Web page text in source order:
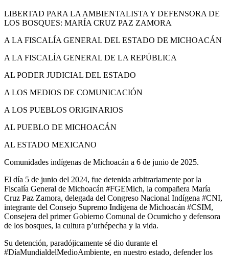
LIBERTAD PARA LA AMBIENTALISTA Y DEFENSORA DE
LOS BOSQUES: MARÍA CRUZ PAZ ZAMORA
A LA FISCALÍA GENERAL DEL ESTADO DE MICHOACÁN
A LA FISCALÍA GENERAL DE LA REPÚBLICA
AL PODER JUDICIAL DEL ESTADO
A LOS MEDIOS DE COMUNICACIÓN
A LOS PUEBLOS ORIGINARIOS
AL PUEBLO DE MICHOACÁN
AL ESTADO MEXICANO
Comunidades indígenas de Michoacán a 6 de junio de 2025.
El día 5 de junio del 2024, fue detenida arbitrariamente por la
Fiscalía General de Michoacán #FGEMich, la compañera María
Cruz Paz Zamora, delegada del Congreso Nacional Indígena #CNI,
integrante del Consejo Supremo Indígena de Michoacán #CSIM,
Consejera del primer Gobierno Comunal de Ocumicho y defensora
de los bosques, la cultura p’urhépecha y la vida.
Su detención, paradójicamente sé dio durante el
#DíaMundialdelMedioAmbiente, en nuestro estado, defender los